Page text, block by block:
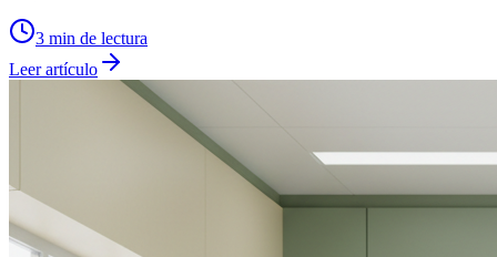
3 min de lectura
Leer artículo